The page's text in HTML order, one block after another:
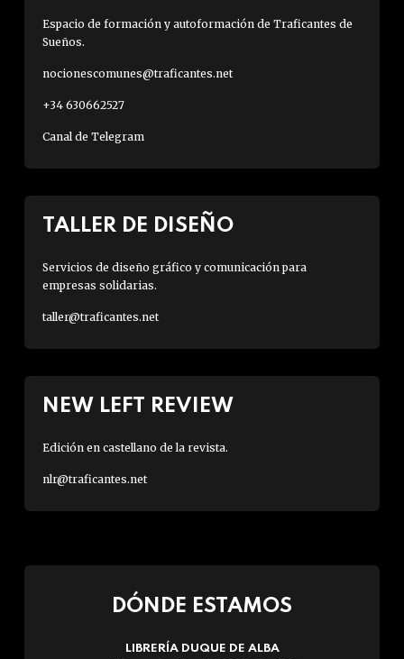
Espacio de formación y autoformación de Traficantes de
Sueños.
nocionescomunes@traficantes.net
+34 630662527
Canal de Telegram
TALLER DE DISEÑO
Servicios de diseño gráfico y comunicación para
empresas solidarias.
taller@traficantes.net
NEW LEFT REVIEW
Edición en castellano de la revista.
nlr@traficantes.net
DÓNDE ESTAMOS
LIBRERÍA DUQUE DE ALBA